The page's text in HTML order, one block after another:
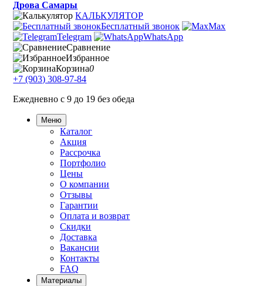
Дрова Самары
КАЛЬКУЛЯТОР
Бесплатный звонок
Max
Telegram
WhatsApp
Сравнение
Избранное
Корзина0
+7 (903) 308-97-84
Ежедневно с 9 до 19 без обеда
Меню
Каталог
Акция
Рассрочка
Портфолио
Цены
О компании
Отзывы
Гарантии
Оплата и возврат
Скидки
Доставка
Вакансии
Контакты
FAQ
Материалы